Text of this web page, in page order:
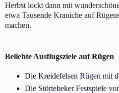
Herbst lockt dann mit
etwa Tausende Kraniche auf
machen.
Beliebte Ausflugsziele auf Rügen
Die Kreidefelsen Rügen mit
Die Störtebeker Festspiele